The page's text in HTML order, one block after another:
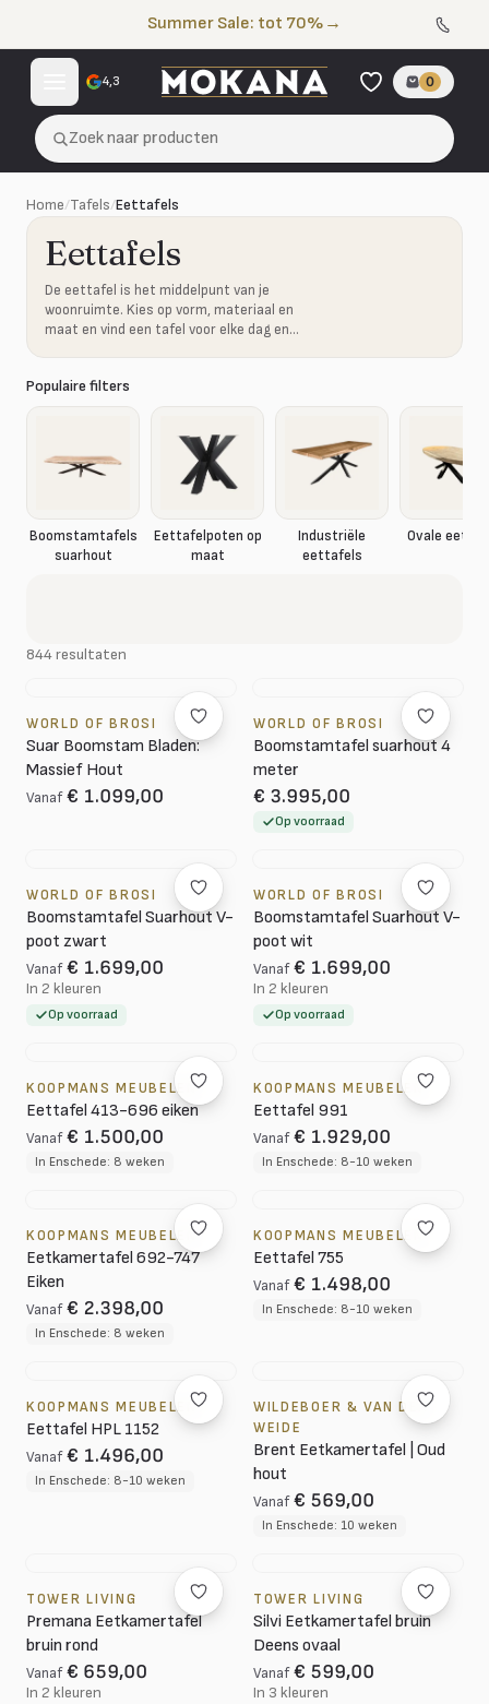
Summer Sale: tot 70% →
4,3 0
Zoek naar producten
Home/Tafels/Eettafels
Eettafels
De eettafel is het middelpunt van je
woonruimte. Kies op vorm, materiaal en
maat en vind een tafel voor elke dag en
Populaire filters
Boomstamtafels
suarhout
Eettafelpoten op
maat
Industriële
eettafels
Ovale
844 resultaten
WORLD OF BROSI
Suar Boomstam Bladen:
Massief Hout
Vanaf € 1.099,00
WORLD OF BROSI
Boomstamtafel suarhout 4
meter
€ 3.995,00
Op voorraad
WORLD OF BROSI
Boomstamtafel Suarhout V-
poot zwart
Vanaf € 1.699,00
In 2 kleuren
Op voorraad
WORLD OF BROSI
Boomstamtafel Suarhout V-
poot wit
Vanaf € 1.699,00
In 2 kleuren
Op voorraad
KOOPMANS MEUBELEN
Eettafel 413-696 eiken
Vanaf € 1.500,00
In Enschede: 8 weken
KOOPMANS MEUBELEN
Eettafel 991
Vanaf € 1.929,00
In Enschede: 8-10 weken
KOOPMANS MEUBELEN
Eetkamertafel 692-747
Eiken
Vanaf € 2.398,00
In Enschede: 8 weken
KOOPMANS MEUBELEN
Eettafel 755
Vanaf € 1.498,00
In Enschede: 8-10 weken
KOOPMANS MEUBELEN
Eettafel HPL 1152
Vanaf € 1.496,00
In Enschede: 8-10 weken
WILDEBOER & VAN DER
WEIDE
Brent Eetkamertafel | Oud
hout
Vanaf € 569,00
In Enschede: 10 weken
TOWER LIVING
Premana Eetkamertafel
bruin rond
Vanaf € 659,00
In 2 kleuren
TOWER LIVING
Silvi Eetkamertafel bruin
Deens ovaal
Vanaf € 599,00
In 3 kleuren